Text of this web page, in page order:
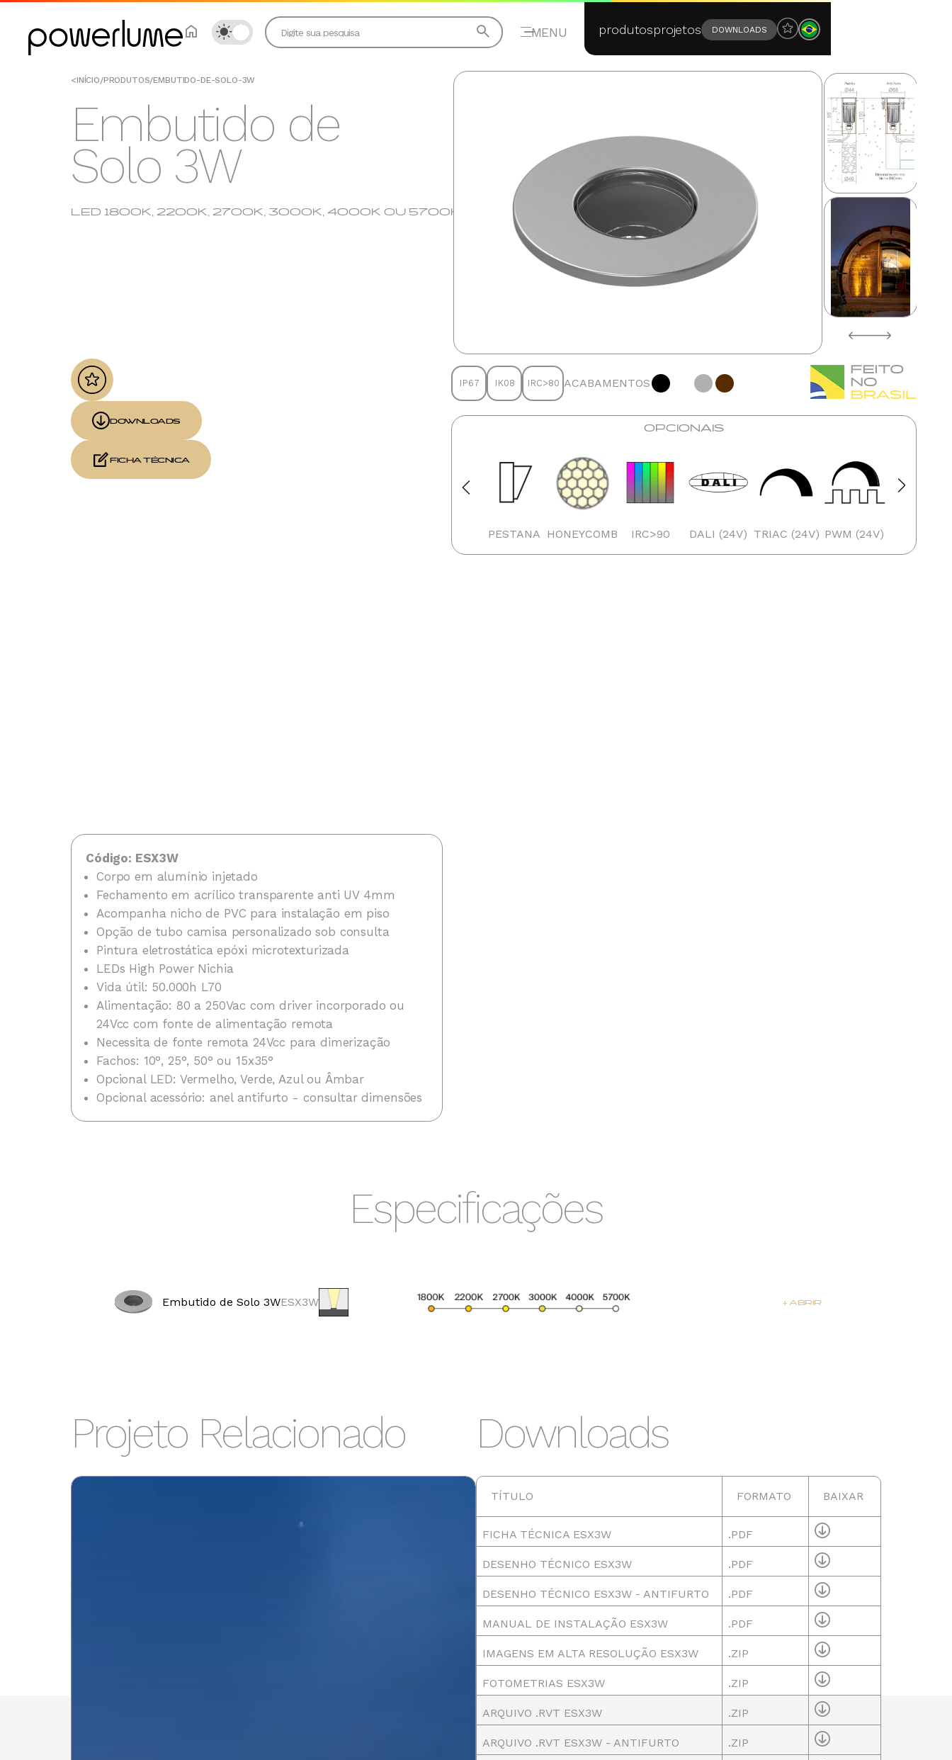
MENU produtosprojetos DOWNLOADS
<INÍCIO/PRODUTOS/EMBUTIDO-DE-SOLO-3W
Embutido de
Solo 3W
LED 1800K, 2200K, 2700K, 3000K, 4000K OU 5700K
DOWNLOADS
FICHA TÉCNICA
Código: ESX3W
Corpo em alumínio injetado
Fechamento em acrílico transparente anti UV 4mm
Acompanha nicho de PVC para instalação em piso
Opção de tubo camisa personalizado sob consulta
Pintura eletrostática epóxi microtexturizada
LEDs High Power Nichia
Vida útil: 50.000h L70
Alimentação: 80 a 250Vac com driver incorporado ou
24Vcc com fonte de alimentação remota
Necessita de fonte remota 24Vcc para dimerização
Fachos: 10°, 25°, 50° ou 15x35°
Opcional LED: Vermelho, Verde, Azul ou Âmbar
Opcional acessório: anel antifurto - consultar dimensões
IP67 IK08 IRC>80 ACABAMENTOS
OPCIONAIS
PESTANA HONEYCOMB IRC>90 DALI (24V) TRIAC (24V) PWM (24V)
Especificações
Embutido de Solo 3WESX3W + ABRIR
Projeto Relacionado Downloads
TÍTULO FORMATO BAIXAR
FICHA TÉCNICA ESX3W .PDF
DESENHO TÉCNICO ESX3W .PDF
DESENHO TÉCNICO ESX3W - ANTIFURTO .PDF
MANUAL DE INSTALAÇÃO ESX3W .PDF
IMAGENS EM ALTA RESOLUÇÃO ESX3W .ZIP
FOTOMETRIAS ESX3W .ZIP
ARQUIVO .RVT ESX3W .ZIP
ARQUIVO .RVT ESX3W - ANTIFURTO .ZIP